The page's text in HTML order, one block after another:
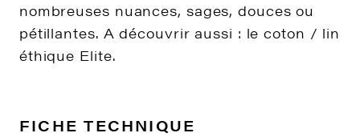
nombreuses nuances, sages, douces ou
pétillantes. A découvrir aussi : le coton / lin
éthique Elite.
FICHE TECHNIQUE